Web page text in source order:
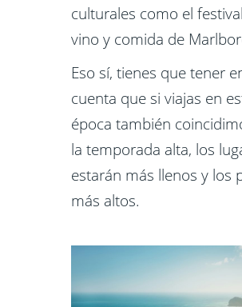
culturales como el
vino y comida de
Eso sí, tienes que tener
cuenta que si viajas en
época también
la temporada alta, los
estarán más llenos y los
más altos.